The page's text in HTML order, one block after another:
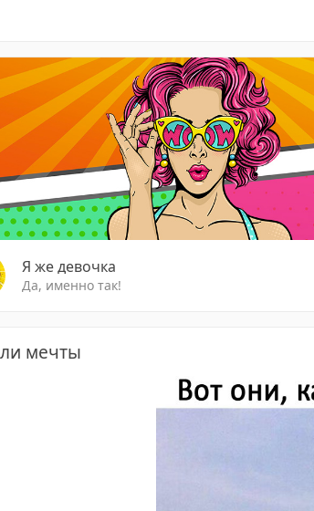
Я же девочка
Да, именно так!
мечты